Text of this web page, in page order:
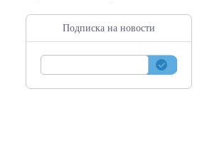
Подписка на новости